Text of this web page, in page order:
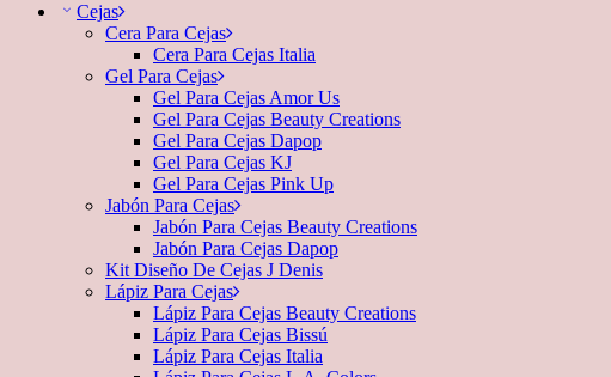
Cejas
Cera Para Cejas
Cera Para Cejas Italia
Gel Para Cejas
Gel Para Cejas Amor Us
Gel Para Cejas Beauty Creations
Gel Para Cejas Dapop
Gel Para Cejas KJ
Gel Para Cejas Pink Up
Jabón Para Cejas
Jabón Para Cejas Beauty Creations
Jabón Para Cejas Dapop
Kit Diseño De Cejas J Denis
Lápiz Para Cejas
Lápiz Para Cejas Beauty Creations
Lápiz Para Cejas Bissú
Lápiz Para Cejas Italia